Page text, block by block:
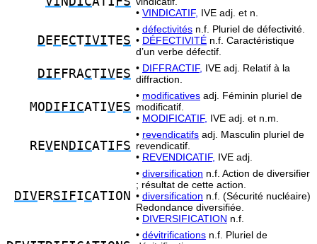
• VINDICATIF, IVE adj. et n.
D E F ECTIVITES
• défectivités n.f. Pluriel de défectivité.
• DÉFECTIVITÉ n.f. Caractéristique
d’un verbe défectif.
DIF FRACTIVES • DIFFRACTIF, IVE adj. Relatif à la
diffraction.
MO DIFICATIVES
• modificatives adj. Féminin pluriel de
modificatif.
• MODIFICATIF, IVE adj. et n.m.
REVEN DICATIFS
• revendicatifs adj. Masculin pluriel de
revendicatif.
• REVENDICATIF, IVE adj.
DIVERSIFICATION
• diversification n.f. Action de diversifier
; résultat de cette action.
• diversification n.f. (Sécurité nucléaire)
Redondance diversifiée.
• DIVERSIFICATION n.f.
• dévitrifications n.f. Pluriel de